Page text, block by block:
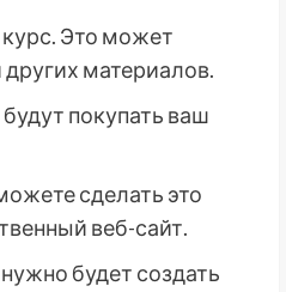
Это может
материалов.
покупать ваш
сделать это
веб-сайт.
будет создать